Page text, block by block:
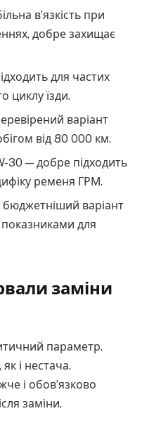
в’язкість при
добре захищає
для частих
циклу їзди.
варіант
від 80 000 км.
30 — добре підходить
ременя ГРМ.
варіант
для
заміни
параметр.
і нестача.
і обов’язково
заміни.